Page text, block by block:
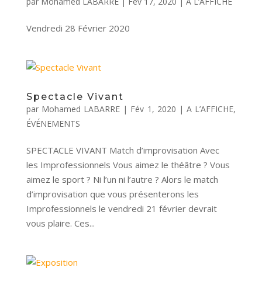
Vendredi 28 Février 2020
Spectacle Vivant
par Mohamed LABARRE | Fév 1, 2020 |A L’AFFICHE,
ÉVÉNEMENTS
SPECTACLE VIVANT Match d’improvisation Avec
les Improfessionnels Vous aimez le théâtre ? Vous
aimez le sport ? Ni l’un ni l’autre ? Alors le match
d’improvisation que vous présenterons les
Improfessionnels le vendredi 21 février devrait
vous plaire. Ces...